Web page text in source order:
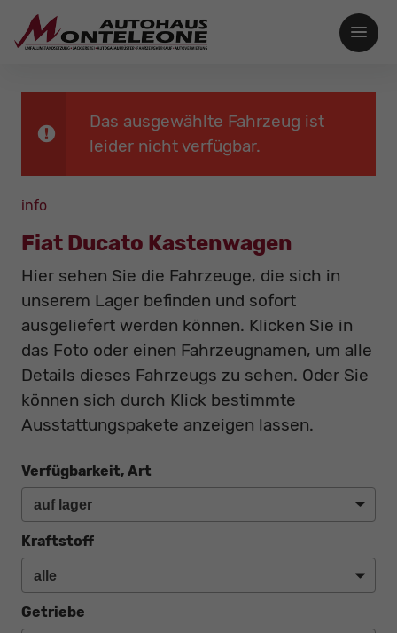
Das ausgewählte Fahrzeug ist
leider nicht verfügbar.
info
Fiat Ducato Kastenwagen
Hier sehen Sie die Fahrzeuge, die sich in
unserem Lager befinden und sofort
ausgeliefert werden können. Klicken Sie in
das Foto oder einen Fahrzeugnamen, um alle
Details dieses Fahrzeugs zu sehen. Oder Sie
können sich durch Klick bestimmte
Ausstattungspakete anzeigen lassen.
Verfügbarkeit, Art
Kraftstoff
Getriebe